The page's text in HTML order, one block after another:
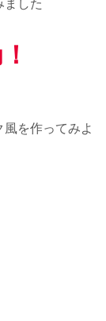
ました
！
を作ってみよ